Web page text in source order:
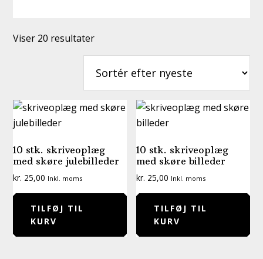
Viser 20 resultaterSorteret
efter
seneste
10 stk. skriveoplæg
med skøre julebilleder
kr. 25,00 Inkl. moms
TILFØJ TIL
KURV
10 stk. skriveoplæg
med skøre billeder
kr. 25,00 Inkl. moms
TILFØJ TIL
KURV